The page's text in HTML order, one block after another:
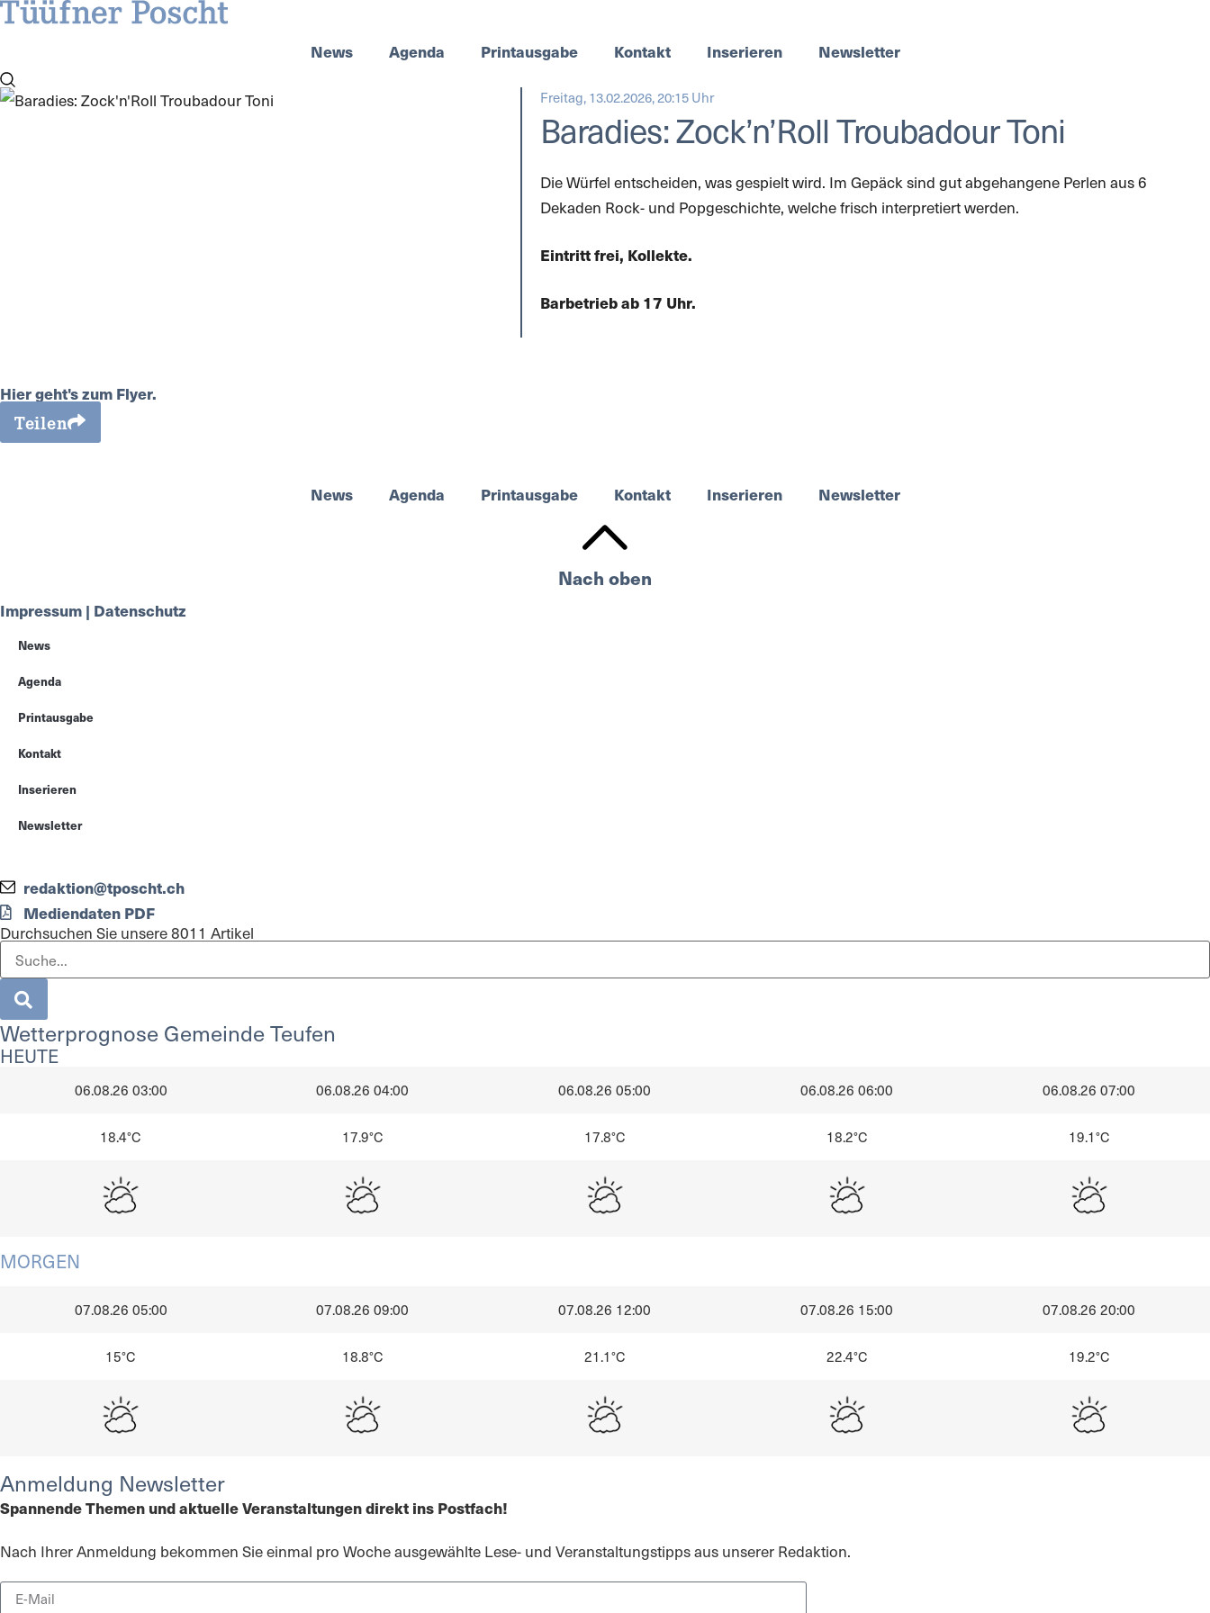
News Agenda Printausgabe Kontakt Inserieren Newsletter
Freitag, 13.02.2026, 20:15 Uhr
Baradies: Zock’n’Roll Troubadour Toni
Die Würfel entscheiden, was gespielt wird. Im Gepäck sind gut abgehangene Perlen aus 6
Dekaden Rock- und Popgeschichte, welche frisch interpretiert werden.
Eintritt frei, Kollekte.
Barbetrieb ab 17 Uhr.
Hier geht's zum Flyer.
Teilen
News Agenda Printausgabe Kontakt Inserieren Newsletter
Nach oben
Impressum | Datenschutz
News
Agenda
Printausgabe
Kontakt
Inserieren
Newsletter
redaktion@tposcht.ch
Mediendaten PDF
Durchsuchen Sie unsere 8011 Artikel
Wetterprognose Gemeinde Teufen
HEUTE
06.08.26 03:00 06.08.26 04:00 06.08.26 05:00 06.08.26 06:00 06.08.26 07:00
18.4°C 17.9°C 17.8°C 18.2°C 19.1°C
MORGEN
07.08.26 05:00 07.08.26 09:00 07.08.26 12:00 07.08.26 15:00 07.08.26 20:00
15°C 18.8°C 21.1°C 22.4°C 19.2°C
Anmeldung Newsletter
Spannende Themen und aktuelle Veranstaltungen direkt ins Postfach!
Nach Ihrer Anmeldung bekommen Sie einmal pro Woche ausgewählte Lese- und Veranstaltungstipps aus unserer Redaktion.